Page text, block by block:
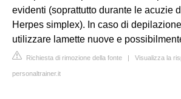
evidenti (soprattutto durante le acuzie
Herpes simplex). In caso di
utilizzare lamette nuove e
Richiesta di rimozione della fonte | Visualizza la
personaltrainer.it